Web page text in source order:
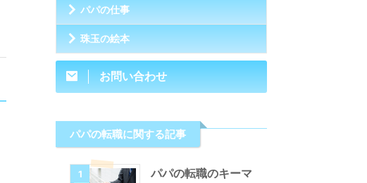
パパの仕事
珠玉の絵本
お問い合わせ
パパの転職に関する記事
1
パパの転職のキーマ